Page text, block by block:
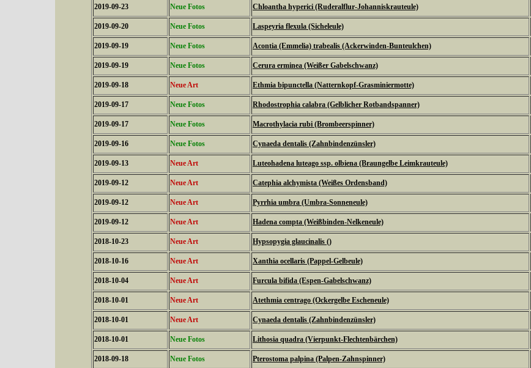
2019-09-23 Neue Fotos Chloantha hyperici (Ruderalflur-Johanniskrauteule)
2019-09-20 Neue Fotos Laspeyria flexula (Sicheleule)
2019-09-19 Neue Fotos Acontia (Emmelia) trabealis (Ackerwinden-Bunteulchen)
2019-09-19 Neue Fotos Cerura erminea (Weißer Gabelschwanz)
2019-09-18 Neue Art Ethmia bipunctella (Natternkopf-Grasminiermotte)
2019-09-17 Neue Fotos Rhodostrophia calabra (Gelblicher Rotbandspanner)
2019-09-17 Neue Fotos Macrothylacia rubi (Brombeerspinner)
2019-09-16 Neue Fotos Cynaeda dentalis (Zahnbindenzünsler)
2019-09-13 Neue Art Luteohadena luteago ssp. olbiena (Braungelbe Leimkrauteule)
2019-09-12 Neue Art Catephia alchymista (Weißes Ordensband)
2019-09-12 Neue Art Pyrrhia umbra (Umbra-Sonneneule)
2019-09-12 Neue Art Hadena compta (Weißbinden-Nelkeneule)
2018-10-23 Neue Art Hypsopygia glaucinalis ()
2018-10-16 Neue Art Xanthia ocellaris (Pappel-Gelbeule)
2018-10-04 Neue Art Furcula bifida (Espen-Gabelschwanz)
2018-10-01 Neue Art Atethmia centrago (Ockergelbe Escheneule)
2018-10-01 Neue Art Cynaeda dentalis (Zahnbindenzünsler)
2018-10-01 Neue Fotos Lithosia quadra (Vierpunkt-Flechtenbärchen)
2018-09-18 Neue Fotos Pterostoma palpina (Palpen-Zahnspinner)